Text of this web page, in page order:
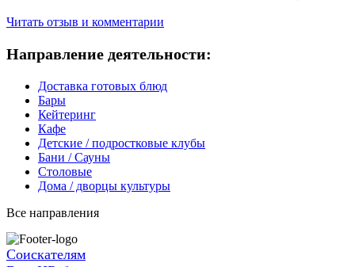
Читать отзыв и комментарии
Направление деятельности:
Доставка готовых блюд
Бары
Кейтеринг
Кафе
Детские / подростковые клубы
Бани / Сауны
Столовые
Дома / дворцы культуры
Все направления
Соискателям